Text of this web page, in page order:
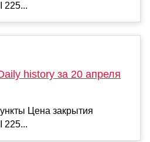
225...
history за 20 апреля
Цена закрытия
225...